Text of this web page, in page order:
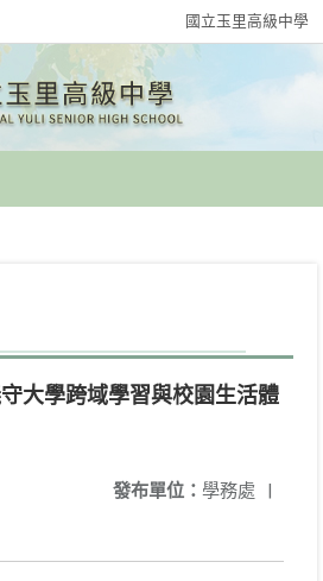
國立玉里高級中學
大學跨域學習與校園生活體
發布單位： 學務處 |